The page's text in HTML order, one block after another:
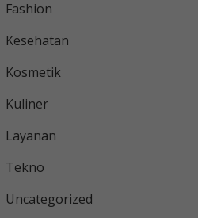
Fashion
Kesehatan
Kosmetik
Kuliner
Layanan
Tekno
Uncategorized